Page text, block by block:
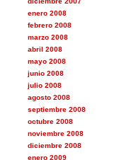
enero 2008
febrero 2008
marzo 2008
abril 2008
mayo 2008
junio 2008
julio 2008
agosto 2008
septiembre 2008
octubre 2008
noviembre 2008
diciembre 2008
enero 2009